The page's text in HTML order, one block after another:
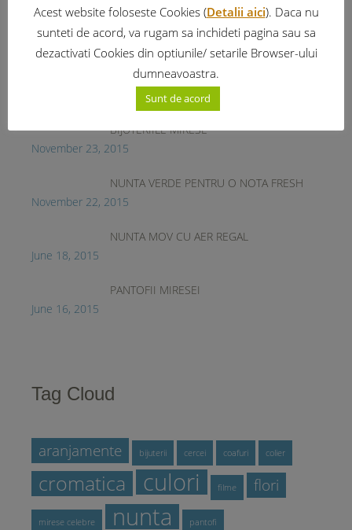
Posturi recente
MIRESELE DIN FILME
BIJUTERIILE MIRESE
November 23, 2015
NUNTA VERDE PENTRU O NOTA FRESH
November 22, 2015
NUNTA MOV CU AER REGAL
June 18, 2015
PANTOFII MIRESEI
June 16, 2015
Tag Cloud
aranjamente bijuterii cercei coafuri colier
cromatica culori filme flori
mirese celebre nunta pantofi
Acest website foloseste Cookies (Detalii aici). Daca nu
sunteti de acord, va rugam sa inchideti pagina sau sa
dezactivati Cookies din optiunile/ setarile Browser-ului
dumneavoastra.
Sunt de acord